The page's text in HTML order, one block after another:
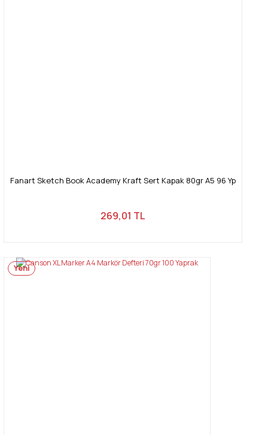
Fanart Sketch Book Academy Kraft Sert Kapak 80gr A5 96 Yp
269,01 TL
Yeni